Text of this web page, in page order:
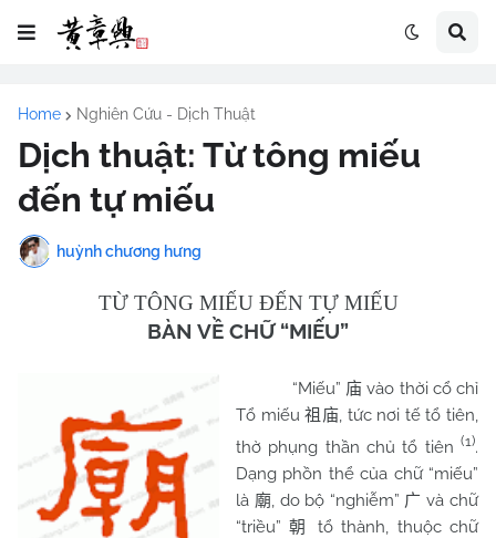
Home Nghiên Cứu - Dịch Thuật
Dịch thuật: Từ tông miếu
đến tự miếu
huỳnh chương hưng
TỪ TÔNG MIẾU ĐẾN TỰ MIẾU
BÀN VỀ CHỮ “MIẾU”
“Miếu” 庙 vào thời cổ chỉ
Tổ miếu祖庙, tức nơi tế tổ tiên,
thờ phụng thần chủ tổ tiên (1).
Dạng phồn thể của chữ “miếu”
là 廟, do bộ “nghiễm” 广 và chữ
“triều”朝
tổ thành, thuộc chữ